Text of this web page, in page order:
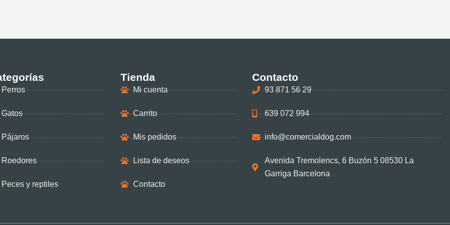
Perros
Gatos
Pájaros
Roedores
Peces y reptiles
Tienda
Mi cuenta
Carrito
Mis pedidos
Lista de deseos
Contacto
Contacto
93 871 56 29
639 072 994
info@comercialdog.com
Avenida Tremolencs, 6 Buzón 5 08530 La
Garriga Barcelona